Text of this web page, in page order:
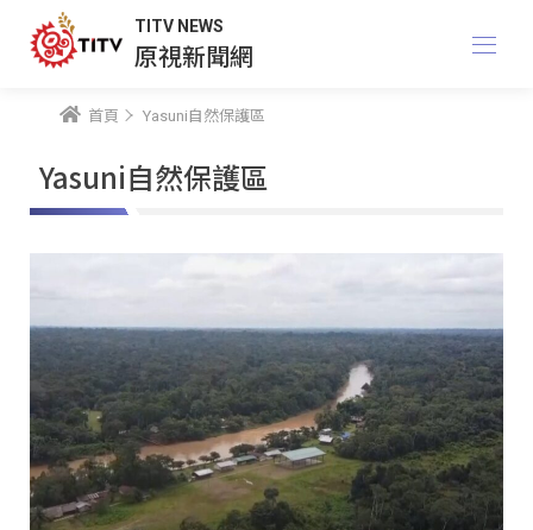
TITV NEWS
原視新聞網
首頁 Yasuni自然保護區
Yasuni自然保護區